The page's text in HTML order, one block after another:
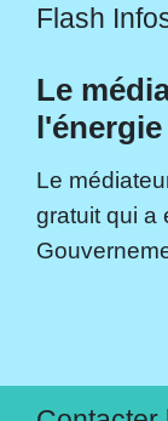
Flash
Le
l'énergie
Le
gratuit qui a